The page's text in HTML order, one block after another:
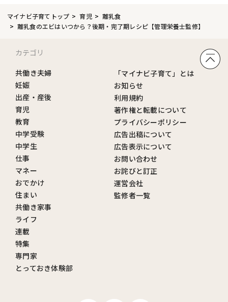
マイナビ子育てトップ 育児
離乳食
離乳食のエビはいつから？後期・完了期レシピ【管理栄養士監修】
カテゴリ
共働き夫婦
妊娠
出産・産後
育児
教育
中学受験
中学生
仕事
マネー
おでかけ
住まい
共働き家事
ライフ
連載
特集
専門家
とっておき体験部
「マイナビ子育て」とは
お知らせ
利用規約
著作権と転載について
プライバシーポリシー
広告出稿について
広告表示について
お問い合わせ
お詫びと訂正
運営会社
監修者一覧